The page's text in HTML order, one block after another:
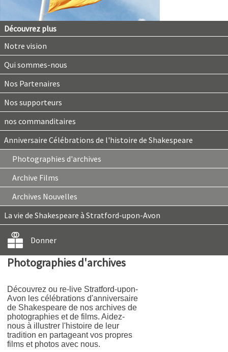
Découvrez plus
Notre vision
Qui sommes-nous
Nos Partenaires
Nos supporteurs
nos commanditaires
Anniversaire Célébrations de l'histoire de Shakespeare
Photographies d'archives
Archive Films
Archives Nouvelles
La vie de Shakespeare à Stratford-upon-Avon
Donner
Photographies d'archives
Découvrez ou re-live Stratford-upon-
Avon les célébrations d'anniversaire
de Shakespeare de nos archives de
photographies et de films. Aidez-
nous à illustrer l'histoire de leur
tradition en partageant vos propres
films et photos avec nous.